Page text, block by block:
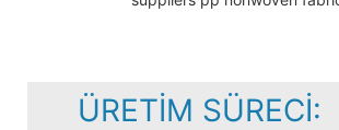
ÜRETIM SÜRECI: